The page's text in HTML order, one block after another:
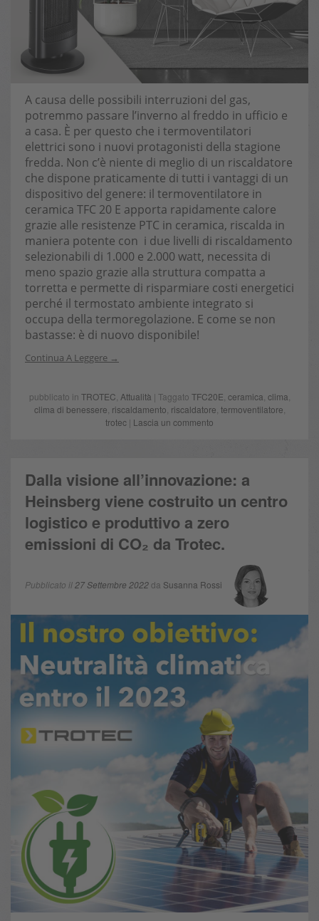
A causa delle possibili interruzioni del gas,
potremmo passare l’inverno al freddo in ufficio e
a casa. È per questo che i termoventilatori
elettrici sono i nuovi protagonisti della stagione
fredda. Non c’è niente di meglio di un riscaldatore
che dispone praticamente di tutti i vantaggi di un
dispositivo del genere: il termoventilatore in
ceramica TFC 20 E apporta rapidamente calore
grazie alle resistenze PTC in ceramica, riscalda in
maniera potente con i due livelli di riscaldamento
selezionabili di 1.000 e 2.000 watt, necessita di
meno spazio grazie alla struttura compatta a
torretta e permette di risparmiare costi energetici
perché il termostato ambiente integrato si
occupa della termoregolazione. E come se non
bastasse: è di nuovo disponibile!
Continua A Leggere
pubblicato in TROTEC Attualità | Taggato TFC20E ceramica clima
clima di benessere riscaldamento riscaldatore termoventilatore
trotec | Lascia un commento
Dalla visione all’innovazione: a
Heinsberg viene costruito un centro
logistico e produttivo a zero
emissioni di CO₂ da Trotec.
Pubblicato il27 Settembre 2022da Susanna Rossi